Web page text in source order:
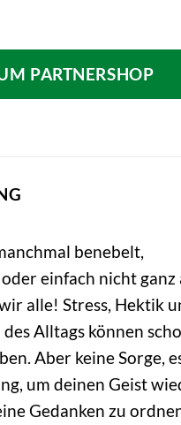
PARTNERSHOP
benebelt,
einfach nicht ganz
alle! Stress, Hektik
Alltags können
Aber keine Sorge,
um deinen Geist
Gedanken zu